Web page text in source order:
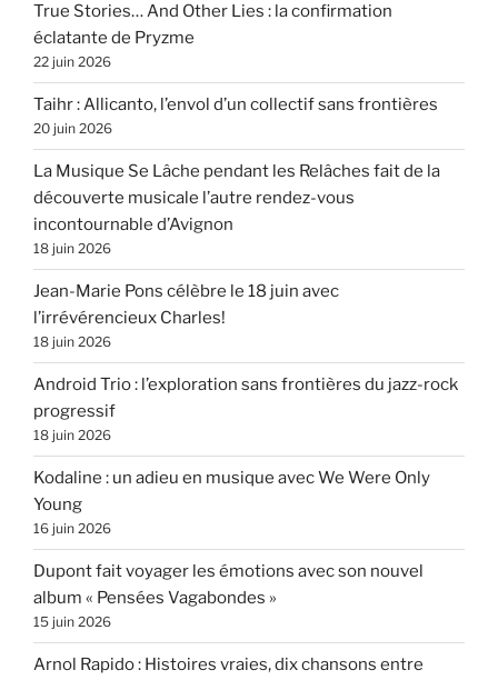
True Stories… And Other Lies : la confirmation
éclatante de Pryzme
22 juin 2026
Taihr : Allicanto, l’envol d’un collectif sans frontières
20 juin 2026
La Musique Se Lâche pendant les Relâches fait de la
découverte musicale l’autre rendez-vous
incontournable d’Avignon
18 juin 2026
Jean-Marie Pons célèbre le 18 juin avec
l’irrévérencieux Charles!
18 juin 2026
Android Trio : l’exploration sans frontières du jazz-rock
progressif
18 juin 2026
Kodaline : un adieu en musique avec We Were Only
Young
16 juin 2026
Dupont fait voyager les émotions avec son nouvel
album « Pensées Vagabondes »
15 juin 2026
Arnol Rapido : Histoires vraies, dix chansons entre